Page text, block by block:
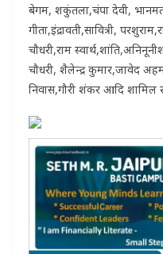
बेगम, शकुंतला,चंपा देवी,
गीता,इंद्रावती,सावित्री,
चौधरी,राम
चौधरी, शैलेन्द्र कुमार,जावेद
निवास,गौरी शंकर आदि शामिल